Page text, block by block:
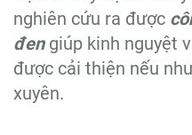
nghiên cứu ra được
đengiúp kinh nguyệt
được cải thiện nếu
xuyên.